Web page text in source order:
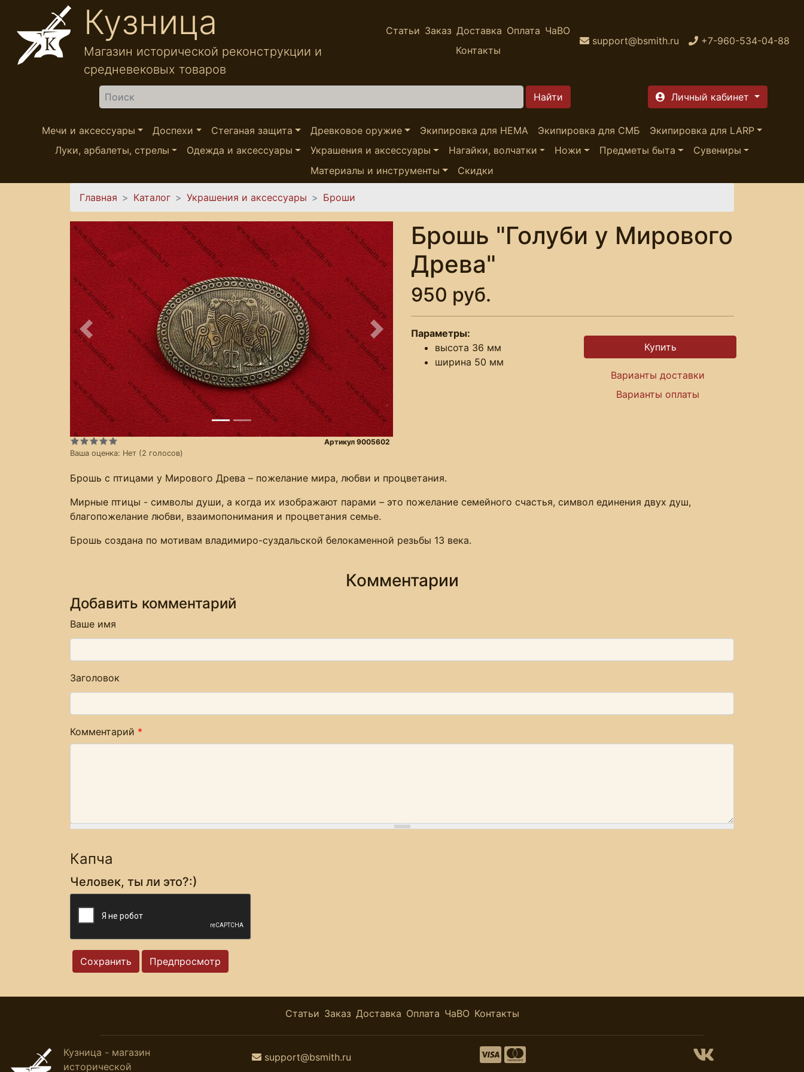
Перейти к основному содержанию
Кузница
Магазин исторической реконструкции и
средневековых товаров
Статьи Заказ Доставка Оплата ЧаВО
Контакты
support@bsmith.ru +7-960-534-04-88
Найти Личный кабинет
Мечи и аксессуары Доспехи Стеганая защита Древковое оружие Экипировка для HEMA Экипировка для СМБ
Экипировка для LARP
Луки, арбалеты, стрелы
Одежда и аксессуары Украшения и аксессуары Нагайки, волчатки Ножи Предметы быта
Сувениры
Материалы и инструменты
Скидки
Вы здесь
Главная Каталог Украшения и аксессуары Броши
Предыдущее Следующее
Ваша оценка: Нет (2 голосов)
Артикул 9005602
Брошь "Голуби у Мирового
Древа"
950 руб.
Параметры:
высота 36 мм
ширина 50 мм
Варианты доставки
Варианты оплаты
Брошь с птицами у Мирового Древа – пожелание мира, любви и процветания.
Мирные птицы - символы души, а когда их изображают парами – это пожелание семейного счастья, символ единения двух душ,
благопожелание любви, взаимопонимания и процветания семье.
Брошь создана по мотивам владимиро-суздальской белокаменной резьбы 13 века.
Комментарии
Добавить комментарий
Ваше имя
Заголовок
Комментарий *
Капча
Человек, ты ли это?:)
Статьи Заказ Доставка Оплата ЧаВО Контакты
Кузница - магазин
исторической
support@bsmith.ru